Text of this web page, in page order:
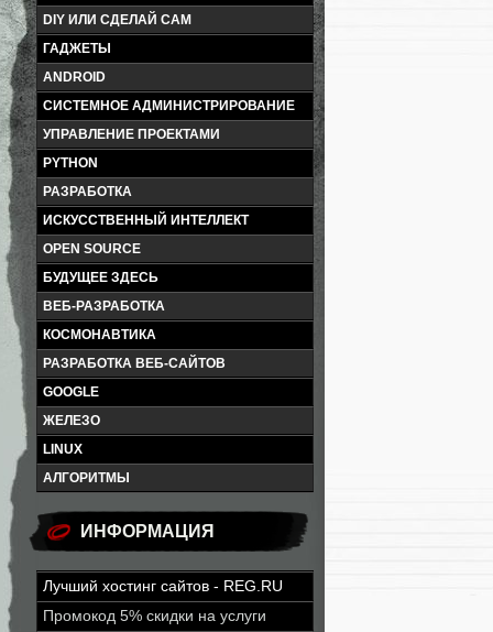
DIY ИЛИ СДЕЛАЙ САМ
ГАДЖЕТЫ
ANDROID
СИСТЕМНОЕ АДМИНИСТРИРОВАНИЕ
УПРАВЛЕНИЕ ПРОЕКТАМИ
PYTHON
РАЗРАБОТКА
ИСКУССТВЕННЫЙ ИНТЕЛЛЕКТ
OPEN SOURCE
БУДУЩЕЕ ЗДЕСЬ
ВЕБ-РАЗРАБОТКА
КОСМОНАВТИКА
РАЗРАБОТКА ВЕБ-САЙТОВ
GOOGLE
ЖЕЛЕЗО
LINUX
АЛГОРИТМЫ
ИНФОРМАЦИЯ
Лучший хостинг сайтов - REG.RU
Промокод 5% скидки на услуги